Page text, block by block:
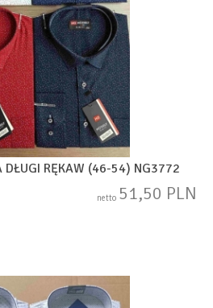
DŁUGI RĘKAW (46-54) NG3772
netto 51,50 PLN